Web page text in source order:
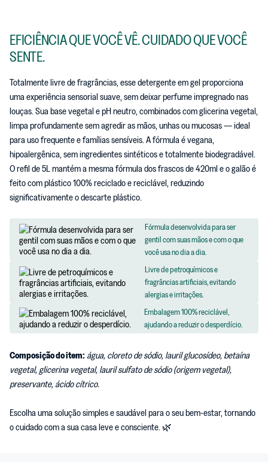
EFICIÊNCIA QUE VOCÊ VÊ. CUIDADO QUE VOCÊ
SENTE.
Totalmente livre de fragrâncias, esse detergente em gel proporciona
uma experiência sensorial suave, sem deixar perfume impregnado nas
louças. Sua base vegetal e pH neutro, combinados com glicerina vegetal,
limpa profundamente sem agredir as mãos, unhas ou mucosas — ideal
para uso frequente e famílias sensíveis. A fórmula é vegana,
hipoalergênica, sem ingredientes sintéticos e totalmente biodegradável.
O refil de 5L mantém a mesma fórmula dos frascos de 420ml e o galão é
feito com plástico 100% reciclado e reciclável, reduzindo
significativamente o descarte plástico.
Fórmula desenvolvida para ser
gentil com suas mãos e com o que
você usa no dia a dia.
Livre de petroquímicos e
fragrâncias artificiais, evitando
alergias e irritações.
Embalagem 100% reciclável,
ajudando a reduzir o desperdício.
Composição do item: água, cloreto de sódio, lauril glucosídeo, betaína
vegetal, glicerina vegetal, lauril sulfato de sódio (origem vegetal),
preservante, ácido cítrico.
Escolha uma solução simples e saudável para o seu bem-estar, tornando
o cuidado com a sua casa leve e consciente. 🌿